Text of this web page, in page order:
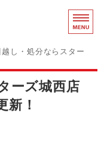
鹿児島の
し・処分ならスター
ーズ城西店
新！